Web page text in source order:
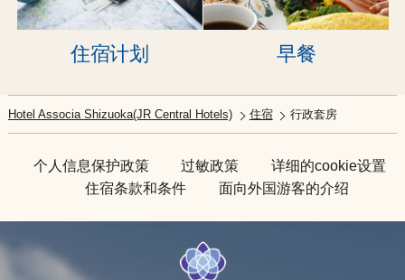
住宿计划 早餐
Hotel Associa Shizuoka(JR Central Hotels) 住宿 行政套房
个人信息保护政策 过敏政策
详细的cookie设置
住宿条款和条件
面向外国游客的介绍